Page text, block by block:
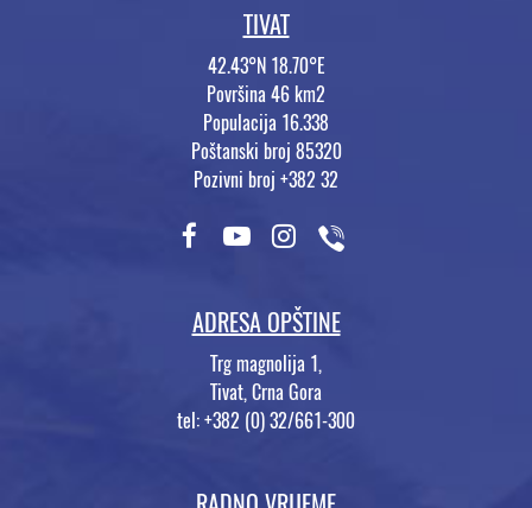
TIVAT
42.43°N 18.70°E
Površina 46 km2
Populacija 16.338
Poštanski broj 85320
Pozivni broj +382 32
ADRESA OPŠTINE
Trg magnolija 1,
Tivat, Crna Gora
tel: +382 (0) 32/661-300